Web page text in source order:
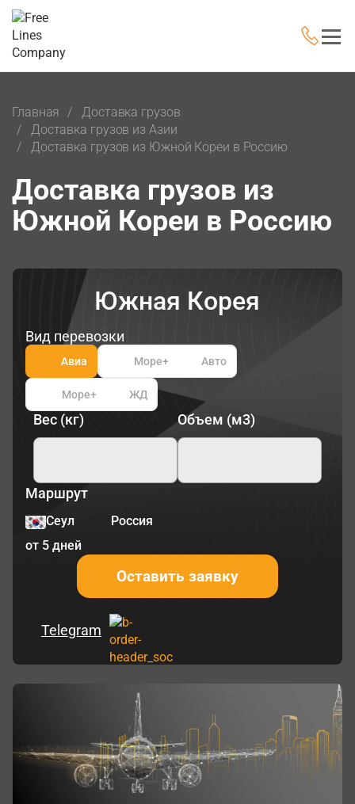
Главная
Доставка грузов
Доставка грузов из Азии
Доставка грузов из Южной Кореи в Россию
Доставка грузов из
Южной Кореи в Россию
Южная Корея
Вид перевозки
Авиа Море+ Авто
Море+ ЖД
Вес (кг) Объем (м3)
Маршрут
Сеул
Россия
от 5 дней
Оставить заявку
Telegram